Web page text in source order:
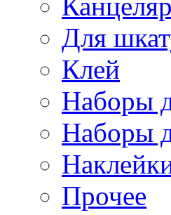
Для
Клей
Наборы
Наборы
Прочее